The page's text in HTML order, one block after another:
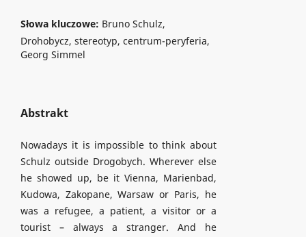
Słowa kluczowe: Bruno Schulz,
Drohobycz, stereotyp, centrum-peryferia,
Georg Simmel
Abstrakt
Nowadays it is impossible to think about
Schulz outside Drogobych. Wherever else
he showed up, be it Vienna, Marienbad,
Kudowa, Zakopane, Warsaw or Paris, he
was a refugee, a patient, a visitor or a
tourist – always a stranger. And he